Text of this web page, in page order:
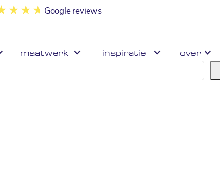
Google reviews
maatwerk inspiratie over